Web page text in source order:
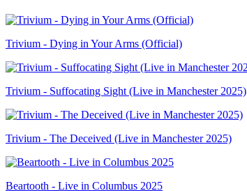
Trivium - Dying in Your Arms (Official)
Trivium - Suffocating Sight (Live in Manchester 2025)
Trivium - The Deceived (Live in Manchester 2025)
Beartooth - Live in Columbus 2025